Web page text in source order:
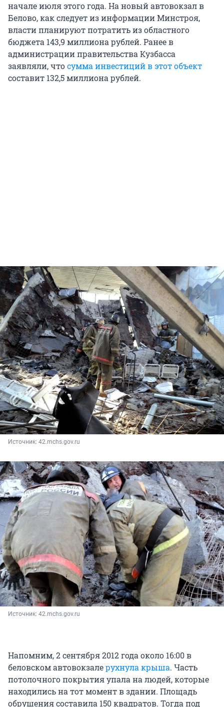
начале июля этого года. На новый автовокзал в
Белово, как следует из информации Минстроя,
власти планируют потратить из областного
бюджета 143,9 миллиона рублей. Ранее в
администрации правительства Кузбасса
заявляли, чтосумма инвестиций в этот объект
составит 132,5 миллиона рублей.
Источник: 42.mchs.gov.ru
Источник: 42.mchs.gov.ru
Напомним, 2 сентября 2012 года около 16:00 в
беловском автовокзалерухнула крыша. Часть
потолочного покрытия упала на людей, которые
находились на тот момент в здании. Площадь
обрушения составила 150 квадратов. Тогда под